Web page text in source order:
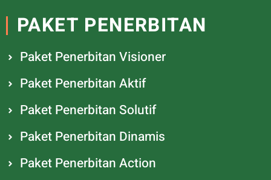
PAKET PENERBITAN
Paket Penerbitan Visioner
Paket Penerbitan Aktif
Paket Penerbitan Solutif
Paket Penerbitan Dinamis
Paket Penerbitan Action